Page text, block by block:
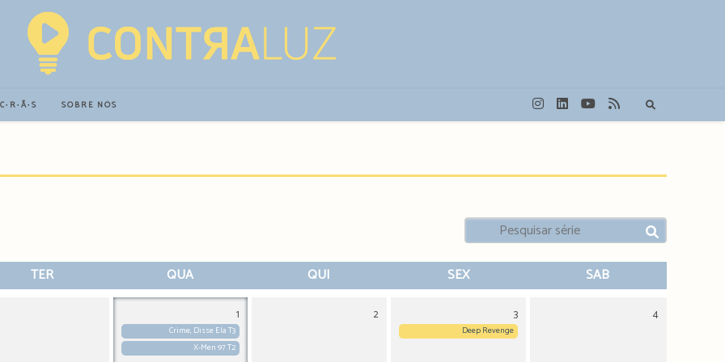
SOBRE NÓS
TER QUA QUI SEX SAB
1
Crime, Disse Ela T3
X-Men 97 T2
2 3
Deep Revenge
4